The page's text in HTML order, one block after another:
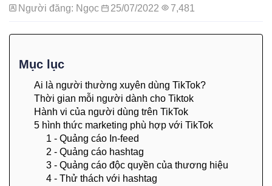
Người đăng: Ngọc 25/07/2022 7,481
Mục lục
Ai là người thường xuyên dùng TikTok?
Thời gian mỗi người dành cho Tiktok
Hành vi của người dùng trên TikTok
5 hình thức marketing phù hợp với TikTok
1 - Quảng cáo In-feed
2 - Quảng cáo hashtag
3 - Quảng cáo độc quyền của thương hiệu
4 - Thử thách với hashtag